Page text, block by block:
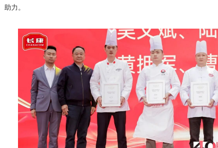
助力。